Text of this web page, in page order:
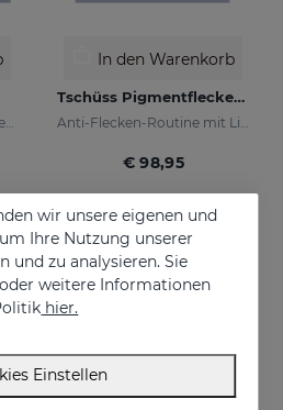
Schnelle Routine für strahlende und geschützte Haut
In den Warenkorb
Tschüss Pigmentflecken PACK
Anti-Flecken-Routine mit Lichtschutz
€ 98,95
wir unsere eigenen und
Ihre Nutzung unserer
und zu analysieren. Sie
weitere Informationen
hier.
Einstellen